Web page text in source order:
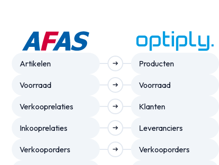
Artikelen arrow_right_alt Producten
Voorraad arrow_right_alt Voorraad
Verkooprelaties arrow_right_alt Klanten
Inkooprelaties arrow_right_alt Leveranciers
Verkooporders arrow_right_alt Verkooporders